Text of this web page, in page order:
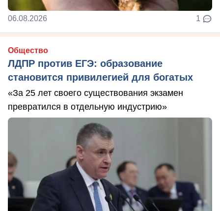
06.08.2026 1
Общество
ЛДПР против ЕГЭ: образование
становится привилегией для богатых
«За 25 лет своего существования экзамен
превратился в отдельную индустрию»